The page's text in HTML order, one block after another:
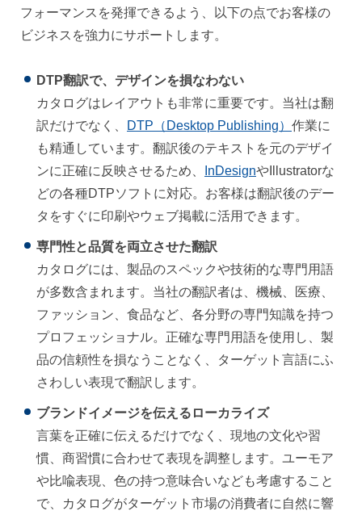
フォーマンスを発揮できるよう、以下の点でお客様の
ビジネスを強力にサポートします。
DTP翻訳で、デザインを損なわない
カタログはレイアウトも非常に重要です。当社は翻
訳だけでなく、
DTP（Desktop Publishing） 作業に
も精通しています。翻訳後のテキストを元のデザイ
ンに正確に反映させるため、
InDesignやIllustratorな
どの各種DTPソフトに対応。お客様は翻訳後のデー
タをすぐに印刷やウェブ掲載に活用できます。
専門性と品質を両立させた翻訳
カタログには、製品のスペックや技術的な専門用語
が多数含まれます。当社の翻訳者は、機械、医療、
ファッション、食品など、各分野の専門知識を持つ
プロフェッショナル。正確な専門用語を使用し、製
品の信頼性を損なうことなく、ターゲット言語にふ
さわしい表現で翻訳します。
ブランドイメージを伝えるローカライズ
言葉を正確に伝えるだけでなく、現地の文化や習
慣、商習慣に合わせて表現を調整します。ユーモア
や比喩表現、色の持つ意味合いなども考慮すること
で、カタログがターゲット市場の消費者に自然に響